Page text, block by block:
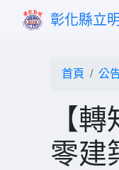
彰化縣立
首頁 公
【
零建